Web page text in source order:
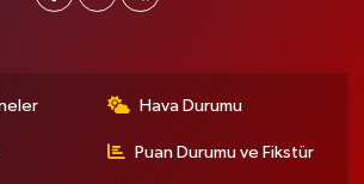
Hava Durumu
Puan Durumu ve Fikstür